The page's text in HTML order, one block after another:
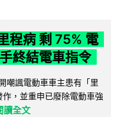
程病 剩 75% 電
終結電車指令
嘲諷電動車車主患有「里
，並重申已廢除電動車強
讀全文